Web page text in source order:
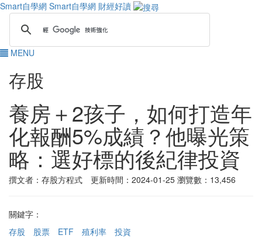
Smart自學網 Smart自學網 財經好讀
MENU
存股
養房＋2孩子，如何打造年
化報酬5%成績？他曝光策
略：選好標的後紀律投資
撰文者：存股方程式 更新時間：2024-01-25 瀏覽數：13,456
關鍵字：
存股
股票 ETF 殖利率
投資